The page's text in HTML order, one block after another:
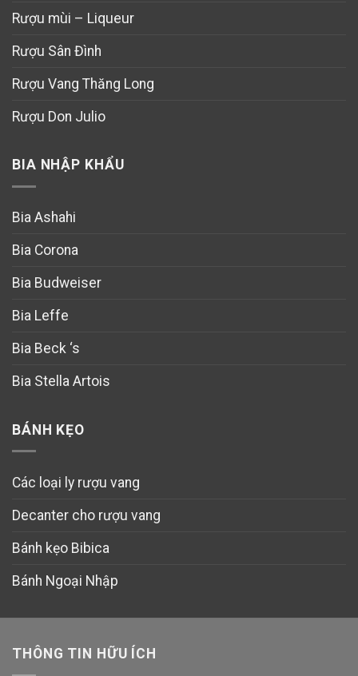
Rượu mùi – Liqueur
Rượu Sân Đình
Rượu Vang Thăng Long
Rượu Don Julio
BIA NHẬP KHẨU
Bia Ashahi
Bia Corona
Bia Budweiser
Bia Leffe
Bia Beck ‘s
Bia Stella Artois
BÁNH KẸO
Các loại ly rượu vang
Decanter cho rượu vang
Bánh kẹo Bibica
Bánh Ngoại Nhập
THÔNG TIN HỮU ÍCH